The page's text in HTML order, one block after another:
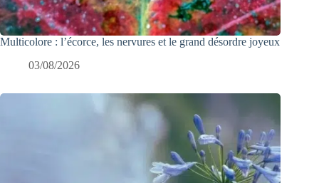
Multicolore : l’écorce, les nervures et le grand désordre joyeux
03/08/2026